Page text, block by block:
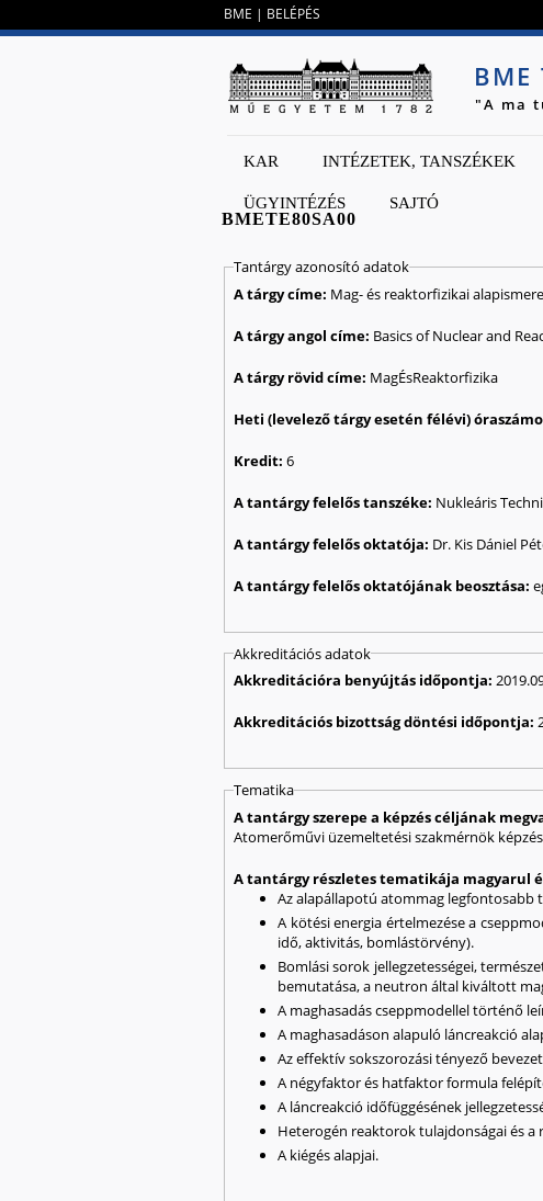
BME | BELÉPÉS
BME
"A ma
KAR INTÉZETEK, TANSZÉKEK
ÜGYINTÉZÉS SAJTÓ
BMETE80SA00
Tantárgy azonosító adatok
A tárgy címe: Mag- és reaktorfizikai
A tárgy angol címe: Basics of Nuclear and
A tárgy rövid címe: MagÉsReaktorfizika
Kredit:6
A tantárgy felelős tanszéke: Nukleáris
A tantárgy felelős oktatója: Dr. Kis Dániel
A tantárgy felelős oktatójának beosztása:
Akkreditációs adatok
Akkreditációra benyújtás időpontja:
Akkreditációs bizottság döntési időpontja:
Tematika
A tantárgy szerepe a képzés céljának
Atomerőművi üzemeltetési szakmérnök
A tantárgy részletes tematikája magyarul
Az alapállapotú atommag legfontosabb
A kötési energia értelmezése a
idő, aktivitás, bomlástörvény).
Bomlási sorok jellegzetességei,
bemutatása, a neutron által kiváltott
A maghasadás cseppmodellel történő
A maghasadáson alapuló láncreakció
Az effektív sokszorozási tényező
A négyfaktor és hatfaktor formula
A láncreakció időfüggésének
Heterogén reaktorok tulajdonságai és a
A kiégés alapjai.